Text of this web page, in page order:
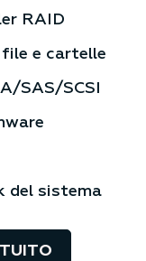
RAID
e cartelle
SAS/SCSI
del sistema